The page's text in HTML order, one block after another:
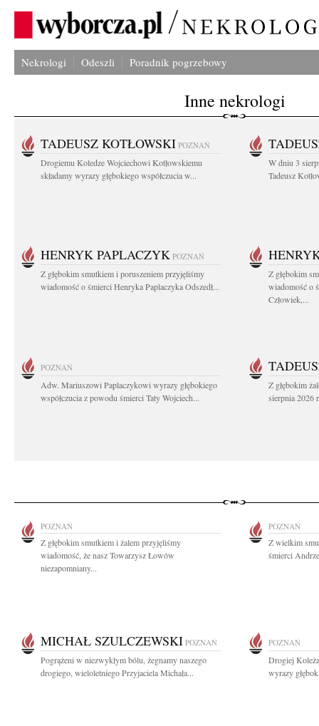
Nekrologi Odeszli Poradnik pogrzebowy
Inne nekrologi
TADEUSZ KOTŁOWSKI POZNAŃ
Drogiemu Koledze Wojciechowi Kotłowskiemu
składamy wyrazy głębokiego współczucia w...
W dniu 3
Tadeusz
HENRYK PAPLACZYK POZNAŃ
Z głębokim smutkiem i poruszeniem przyjęliśmy
wiadomość o śmierci Henryka Paplaczyka Odszedł...
Z głębokim
wiadomość o
Człowiek,...
POZNAŃ
Adw. Mariuszowi Paplaczykowi wyrazy głębokiego
współczucia z powodu śmierci Taty Wojciech...
Z głębokim
sierpnia 2026
POZNAŃ
Z głębokim smutkiem i żalem przyjęliśmy
wiadomość, że nasz Towarzysz Łowów
niezapomniany...
POZNAŃ
Z wielkim
śmierci
MICHAŁ SZULCZEWSKI POZNAŃ
Pogrążeni w niezwykłym bólu, żegnamy naszego
drogiego, wieloletniego Przyjaciela Michała...
POZNAŃ
Drogiej
wyrazy